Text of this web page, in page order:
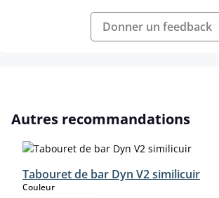
Donner un feedback
Ignorer la galerie de produits
Autres recommandations
Tabouret de bar Dyn V2 similicuir
Couleurselect